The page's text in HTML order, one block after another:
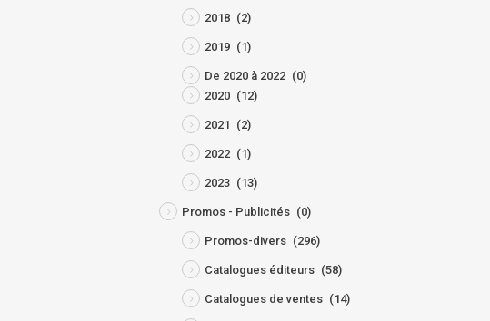
2018 (2)
2019 (1)
De 2020 à 2022 (0)
2020 (12)
2021 (2)
2022 (1)
2023 (13)
Promos - Publicités (0)
Promos-divers (296)
Catalogues éditeurs (58)
Catalogues de ventes (14)